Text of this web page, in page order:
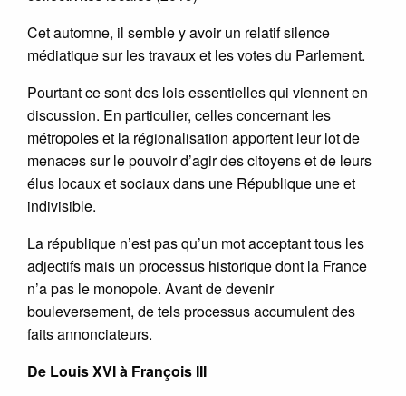
Cet automne, il semble y avoir un relatif silence
médiatique sur les travaux et les votes du Parlement.
Pourtant ce sont des lois essentielles qui viennent en
discussion. En particulier, celles concernant les
métropoles et la régionalisation apportent leur lot de
menaces sur le pouvoir d’agir des citoyens et de leurs
élus locaux et sociaux dans une République une et
indivisible.
La république n’est pas qu’un mot acceptant tous les
adjectifs mais un processus historique dont la France
n’a pas le monopole. Avant de devenir
bouleversement, de tels processus accumulent des
faits annonciateurs.
De Louis XVI à François III